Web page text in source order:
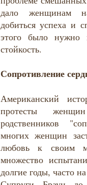
дало женщинам
добиться успеха и
этого было нужно
стойкость.
Сопротивление
Американский
протесты
родственников
многих женщин
любовь к своим
множество
долгие годы, часто